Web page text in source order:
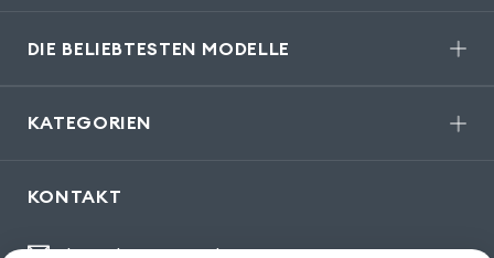
DIE BELIEBTESTEN MODELLE
KATEGORIEN
KONTAKT